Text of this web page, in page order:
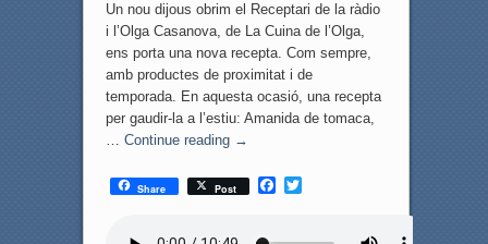
Un nou dijous obrim el Receptari de la ràdio
i l’Olga Casanova, de La Cuina de l’Olga,
ens porta una nova recepta. Com sempre,
amb productes de proximitat i de
temporada. En aquesta ocasió, una recepta
per gaudir-la a l’estiu: Amanida de tomaca,
… Continue reading →
Share Post
F
T